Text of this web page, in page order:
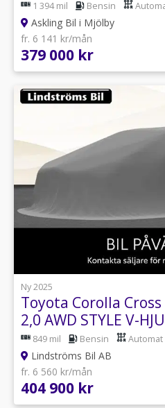
1 394 mil Bensin
Askling Bil i Mjölby
fr. 6 141 kr/mån
379 000 kr
Ny 2025
Toyota Corolla Cross
2,0 AWD STYLE V-
849 mil Bensin Automat
Lindströms Bil AB
fr. 6 560 kr/mån
404 900 kr